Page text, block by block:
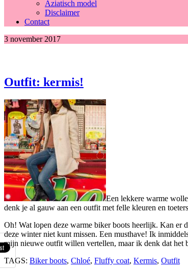
Aziatisch model
Disclaimer
Contact
3 november 2017
Outfit: kermis!
Een lekkere warme
denk je al gauw aan een outfit met felle kleuren en
Oh! Wat lopen deze warme biker boots heerlijk. Kan er
deze winter niet kunt missen. Een musthave! Ik
mijn nieuwe outfit willen vertellen, maar ik denk dat het
TAGS: Biker boots, Chloé, Fluffy coat, Kermis, Outfit